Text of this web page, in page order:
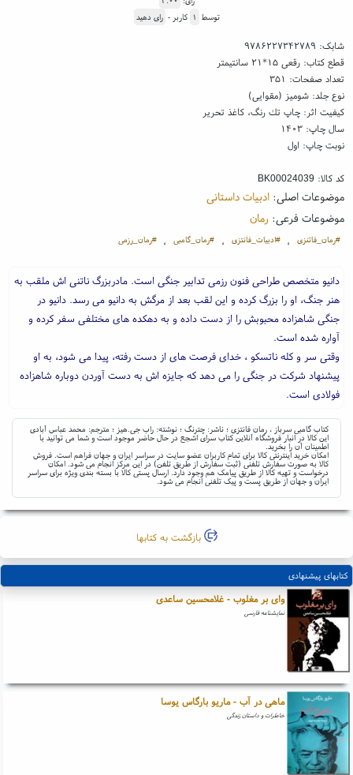
توسط ۱ کاربر - رای دهید
شابک: ۹۷۸۶۲۲۷۳۴۲۷۸۹
قطع کتاب: رقعی ۱۵*۲۱ سانتیمتر
تعداد صفحات: ۳۵۱
نوع جلد: شومیز (مقوایی)
کیفیت اثر: چاپ تك رنگ، کاغذ تحریر
سال چاپ: ۱۴۰۳
نوبت چاپ: اول
کد کالا: BK00024039
موضوعات اصلی:ادبیات داستانی
موضوعات فرعی: رمان
#رمان_فاتنزی ، #ادبیات_فانتزی ، #رمان_گامبی ، #رمان_رزمی
دانیو متخصص طراحی فنون رزمی تدابیر جنگی است. مادربزرگ ناتنی اش ملقب به
هنر جنگ، او را بزرگ کرده و این لقب بعد از مرگش به دانیو می رسد. دانیو در
جنگی شاهزاده محبوبش را از دست داده و به دهکده های مختلفی سفر کرده و
آواره شده است.
وقتی سر و کله ناتسکو ، خدای فرصت های از دست رفته، پیدا می شود، به او
پیشنهاد شرکت در جنگی را می دهد که جایزه اش به دست آوردن دوباره شاهزاده
فولادی است.
کتاب گامبی سرباز ، رمان فانتزی ؛ ناشر: چترنگ ؛ نوشته: راب جی.هیز ؛ مترجم: محمد عباس آبادی
این کالا در انبار فروشگاه آنلاین کتاب سرای اشجع در حال حاضر موجود است و شما می توانید با
اطمینان آن را بخرید.
امکان خرید اینترنتی کالا برای تمام کاربران عضو سایت در سراسر ایران و جهان فراهم است. فروش
کالا به صورت سفارش تلفنی (ثبت سفارش از طریق تلفن) در این مرکز انجام می شود. امکان
درخواست و تهیه کالا از طریق پیامک هم وجود دارد. ارسال پستی کالا با بسته بندی ویژه برای سراسر
ایران و جهان از طریق پست و پیک تلفنی انجام می شود.
بازگشت به کتابها
کتابهای پیشنهادی
وای بر مغلوب - غلامحسین ساعدی
نمایشنامه فارسی
ماهی در آب - ماریو بارگاس یوسا
خاطرات و داستان زندگی